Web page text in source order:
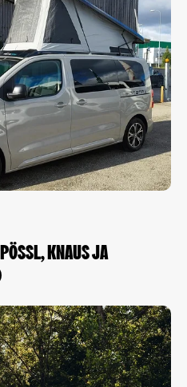
KNAUS JA